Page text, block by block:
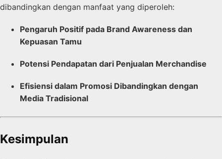
dibandingkan dengan manfaat yang diperoleh:
Pengaruh Positif pada Brand Awareness dan
Kepuasan Tamu
Potensi Pendapatan dari Penjualan Merchandise
Efisiensi dalam Promosi Dibandingkan dengan
Media Tradisional
Kesimpulan